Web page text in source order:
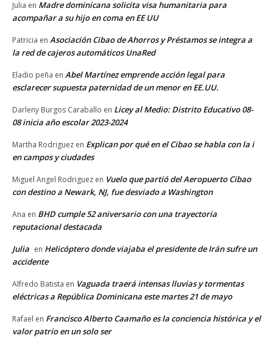
Julia en Madre dominicana solicita visa humanitaria para
acompañar a su hijo en coma en EE UU
Patricia en Asociación Cibao de Ahorros y Préstamos se integra a
la red de cajeros automáticos UnaRed
Eladio peña en Abel Martínez emprende acción legal para
esclarecer supuesta paternidad de un menor en EE.UU.
Darleny Burgos Caraballo en Licey al Medio: Distrito Educativo 08-
08 inicia año escolar 2023-2024
Martha Rodriguez en Explican por qué en el Cibao se habla con la i
en campos y ciudades
Miguel Angel Rodriguez en Vuelo que partió del Aeropuerto Cibao
con destino a Newark, NJ, fue desviado a Washington
Ana en BHD cumple 52 aniversario con una trayectoria
reputacional destacada
Julia en Helicóptero donde viajaba el presidente de Irán sufre un
accidente
Alfredo Batista en Vaguada traerá intensas lluvias y tormentas
eléctricas a República Dominicana este martes 21 de mayo
Rafael en Francisco Alberto Caamaño es la conciencia histórica y el
valor patrio en un solo ser